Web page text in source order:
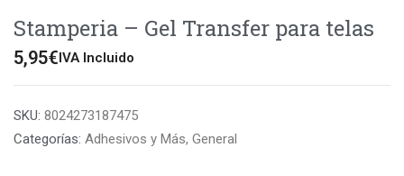
Stamperia – Gel Transfer para telas
5,95€IVA Incluido
SKU: 8024273187475
Categorías: Adhesivos y Más, General